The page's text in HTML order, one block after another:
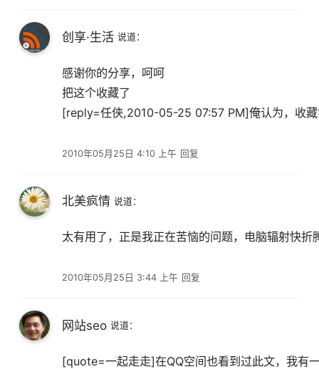
创享·生活 说道：
2010年05月25日 4:10 上午
感谢你的分享，呵呵
把这个收藏了
[reply=任侠,2010-05-25 07:57 PM]俺认为，收
回复
北美疯情 说道：
2010年05月25日 3:44 上午
太有用了，正是我正在苦恼的问题，电脑辐射快折
回复
网站seo 说道：
[quote=一起走走]在QQ空间也看到过此文，我有